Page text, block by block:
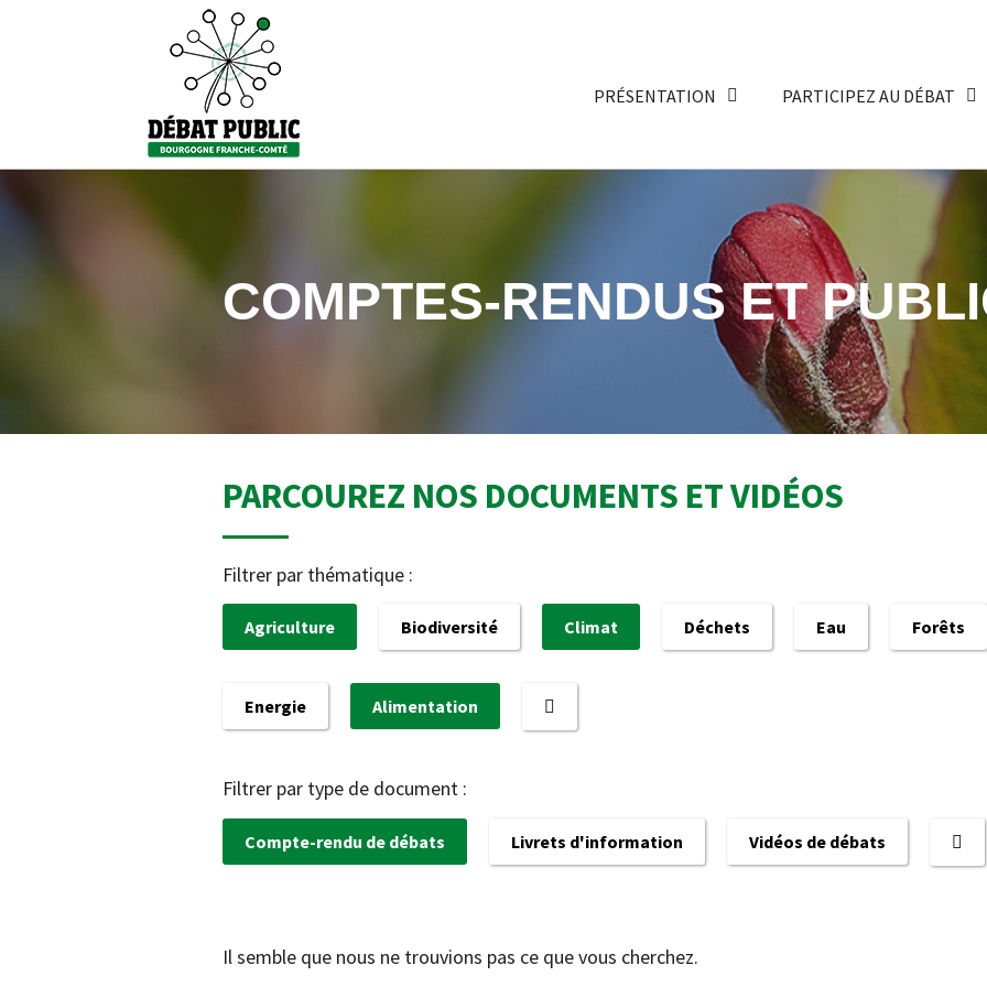
PRÉSENTATION PARTICIPEZ AU DÉBAT
COMPTES-RENDUS ET
PARCOUREZ NOS DOCUMENTS ET VIDÉOS
Filtrer par thématique :
Agriculture Biodiversité Climat Déchets Eau Forêts
Energie Alimentation
Filtrer par type de document :
Compte-rendu de débats Livrets d'information Vidéos de débats
Il semble que nous ne trouvions pas ce que vous cherchez.